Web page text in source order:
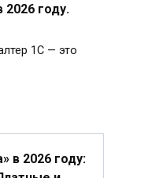
2026 году.
1С — это
в 2026 году: